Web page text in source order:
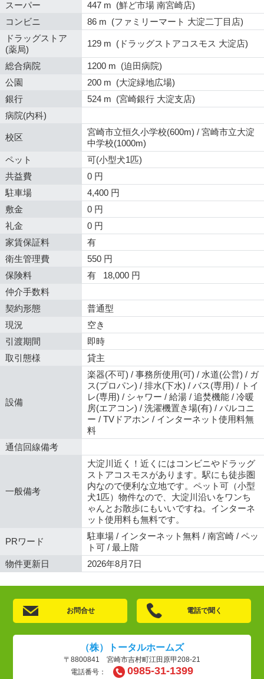
スーパー
447 m (鮮ど市場 南宮崎店)
コンビニ
86 m (ファミリーマート 大淀二丁目店)
ドラッグストア
(薬局)
129 m (ドラッグストアコスモス 大淀店)
総合病院
1200 m (迫田病院)
公園
200 m (大淀緑地広場)
銀行
524 m (宮崎銀行 大淀支店)
病院(内科)
校区
宮崎市立恒久小学校(600m) / 宮崎市立大淀
中学校(1000m)
ペット
可(小型犬1匹)
共益費
0 円
駐車場
4,400 円
敷金
0 円
礼金
0 円
家賃保証料
有
衛生管理費
550 円
保険料
有 18,000 円
仲介手数料
契約形態
普通型
現況
空き
引渡期間
即時
取引態様
貸主
設備
楽器(不可) / 事務所使用(可) / 水道(公営) / ガ
ス(プロパン) / 排水(下水) / バス(専用) / トイ
レ(専用) / シャワー / 給湯 / 追焚機能 / 冷暖
房(エアコン) / 洗濯機置き場(有) / バルコニ
ー / TVドアホン / インターネット使用料無
料
通信回線備考
一般備考
大淀川近く！近くにはコンビニやドラッグ
ストアコスモスがあります。駅にも徒歩圏
内なので便利な立地です。ペット可（小型
犬1匹）物件なので、大淀川沿いをワンち
ゃんとお散歩にもいいですね。インターネ
ット使用料も無料です。
PRワード
駐車場 / インターネット無料 / 南宮崎 / ペッ
ト可 / 最上階
物件更新日
2026年8月7日
お問合せ 電話で聞く
（株）トータルホームズ
〒8800841 宮崎市吉村町江田原甲208-21
電話番号：
0985-31-1399